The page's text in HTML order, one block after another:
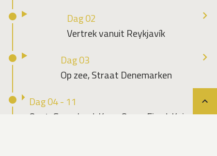
Dag 02
Vertrek vanuit Reykjavík
Dag 03
Op zee, Straat Denemarken
Dag 04 - 11
Oost-Groenland, Kong Oscar Fiord, Kejser